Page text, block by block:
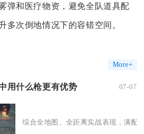
弹和医疗物资，避免全队道具配
多次倒地情况下的容错空间。
More+
用什么枪更有优势 07-07
综合全地图、全距离实战表现，满配